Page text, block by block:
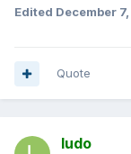
Edited December
Quote
ludo